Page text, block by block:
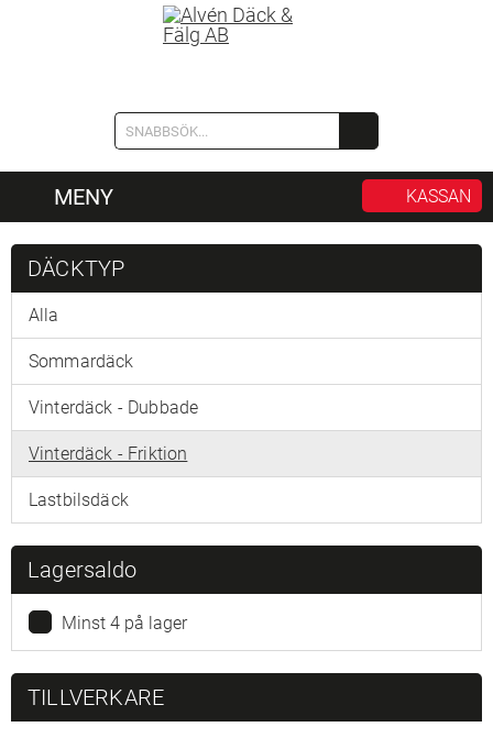
MENY KASSAN
DÄCKTYP
Alla
Sommardäck
Vinterdäck - Dubbade
Vinterdäck - Friktion
Lastbilsdäck
Lagersaldo
Minst 4 på lager
TILLVERKARE